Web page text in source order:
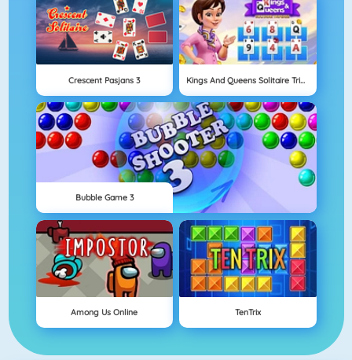
Crescent Pasjans 3 Kings And Queens Solitaire Tripeaks
Bubble Game 3
Among Us Online TenTrix